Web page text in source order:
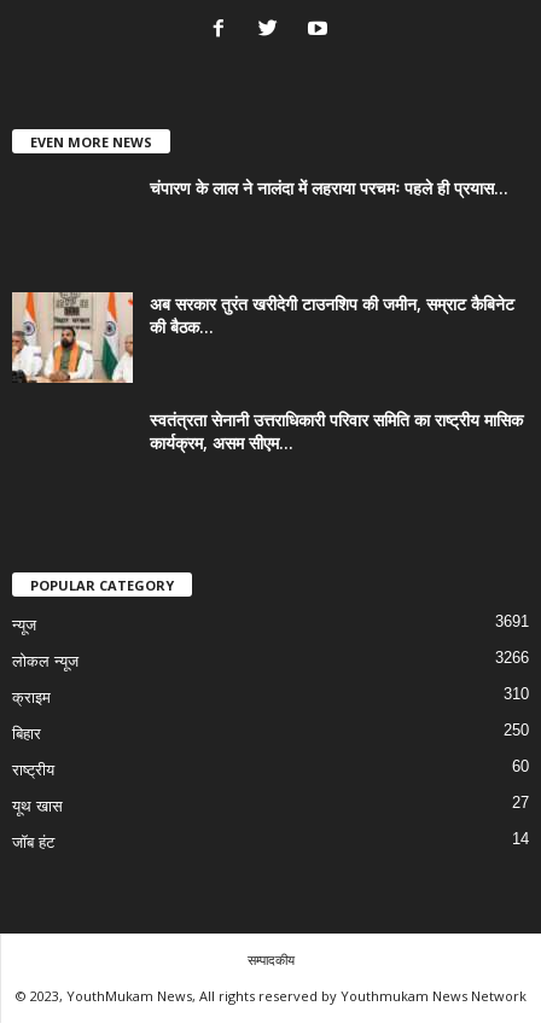
EVEN MORE NEWS
चंपारण के लाल ने नालंदा में लहराया परचमः पहले ही प्रयास...
अब सरकार तुरंत खरीदेगी टाउनशिप की जमीन, सम्राट कैबिनेट
की बैठक...
स्वतंत्रता सेनानी उत्तराधिकारी परिवार समिति का राष्ट्रीय मासिक
कार्यक्रम, असम सीएम...
POPULAR CATEGORY
न्यूज 3691
लोकल न्यूज 3266
क्राइम 310
बिहार 250
राष्ट्रीय 60
यूथ खास 27
जॉब हंट 14
सम्पादकीय
© 2023, YouthMukam News, All rights reserved by Youthmukam News Network